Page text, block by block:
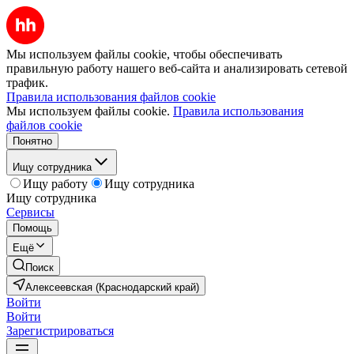
Мы используем файлы cookie, чтобы обеспечивать
правильную работу нашего веб-сайта и анализировать сетевой
трафик.
Правила использования файлов cookie
Мы используем файлы cookie. Правила использования
файлов cookie
Понятно
Ищу сотрудника
Ищу работу
Ищу сотрудника
Ищу сотрудника
Сервисы
Помощь
Ещё
Поиск
Алексеевская (Краснодарский край)
Войти
Войти
Зарегистрироваться